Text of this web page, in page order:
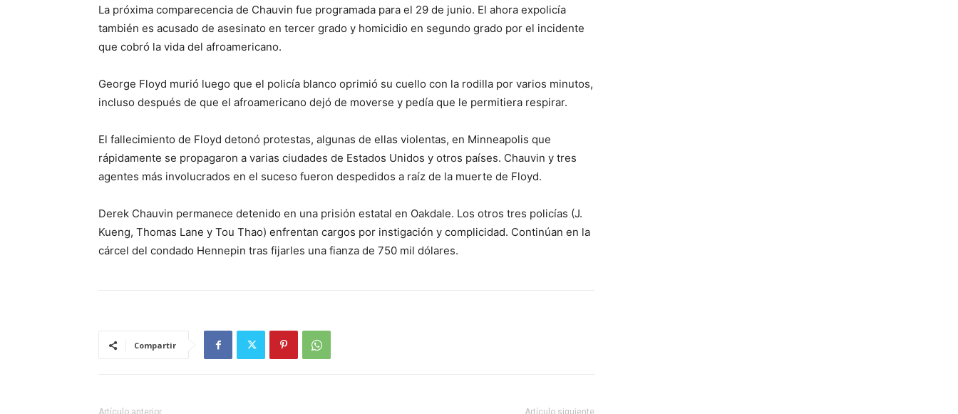
La próxima comparecencia de Chauvin fue programada para el 29 de junio. El ahora expolicía
también es acusado de asesinato en tercer grado y homicidio en segundo grado por el incidente
que cobró la vida del afroamericano.
George Floyd murió luego que el policía blanco oprimió su cuello con la rodilla por varios minutos,
incluso después de que el afroamericano dejó de moverse y pedía que le permitiera respirar.
El fallecimiento de Floyd detonó protestas, algunas de ellas violentas, en Minneapolis que
rápidamente se propagaron a varias ciudades de Estados Unidos y otros países. Chauvin y tres
agentes más involucrados en el suceso fueron despedidos a raíz de la muerte de Floyd.
Derek Chauvin permanece detenido en una prisión estatal en Oakdale. Los otros tres policías (J.
Kueng, Thomas Lane y Tou Thao) enfrentan cargos por instigación y complicidad. Continúan en la
cárcel del condado Hennepin tras fijarles una fianza de 750 mil dólares.
Compartir
Artículo anterior Artículo siguiente